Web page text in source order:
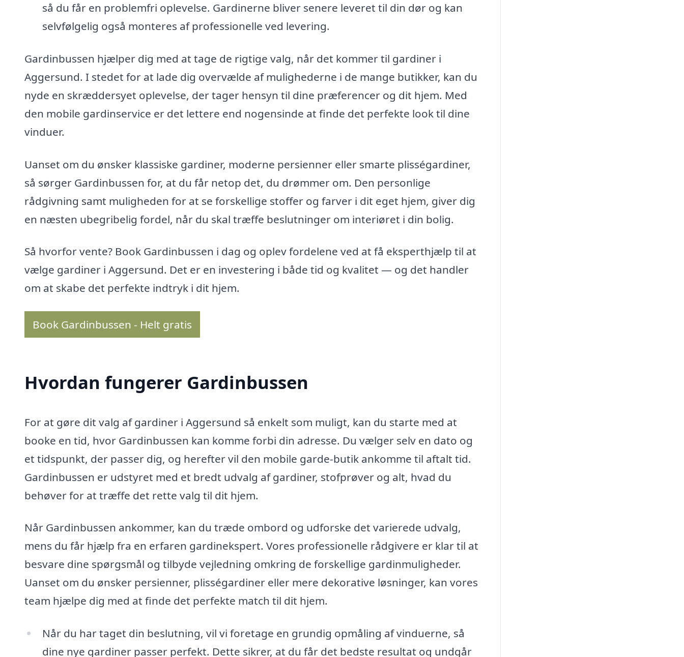
så du får en problemfri oplevelse. Gardinerne bliver senere leveret til din dør og kan
selvfølgelig også monteres af professionelle ved levering.
Gardinbussen hjælper dig med at tage de rigtige valg, når det kommer til gardiner i
Aggersund. I stedet for at lade dig overvælde af mulighederne i de mange butikker, kan du
nyde en skræddersyet oplevelse, der tager hensyn til dine præferencer og dit hjem. Med
den mobile gardinservice er det lettere end nogensinde at finde det perfekte look til dine
vinduer.
Uanset om du ønsker klassiske gardiner, moderne persienner eller smarte plisségardiner,
så sørger Gardinbussen for, at du får netop det, du drømmer om. Den personlige
rådgivning samt muligheden for at se forskellige stoffer og farver i dit eget hjem, giver dig
en næsten ubegribelig fordel, når du skal træffe beslutninger om interiøret i din bolig.
Så hvorfor vente? Book Gardinbussen i dag og oplev fordelene ved at få eksperthjælp til at
vælge gardiner i Aggersund. Det er en investering i både tid og kvalitet — og det handler
om at skabe det perfekte indtryk i dit hjem.
Book Gardinbussen - Helt gratis
Hvordan fungerer Gardinbussen
For at gøre dit valg af gardiner i Aggersund så enkelt som muligt, kan du starte med at
booke en tid, hvor Gardinbussen kan komme forbi din adresse. Du vælger selv en dato og
et tidspunkt, der passer dig, og herefter vil den mobile garde-butik ankomme til aftalt tid.
Gardinbussen er udstyret med et bredt udvalg af gardiner, stofprøver og alt, hvad du
behøver for at træffe det rette valg til dit hjem.
Når Gardinbussen ankommer, kan du træde ombord og udforske det varierede udvalg,
mens du får hjælp fra en erfaren gardinekspert. Vores professionelle rådgivere er klar til at
besvare dine spørgsmål og tilbyde vejledning omkring de forskellige gardinmuligheder.
Uanset om du ønsker persienner, plisségardiner eller mere dekorative løsninger, kan vores
team hjælpe dig med at finde det perfekte match til dit hjem.
Når du har taget din beslutning, vil vi foretage en grundig opmåling af vinduerne, så
dine nye gardiner passer perfekt. Dette sikrer, at du får det bedste resultat og undgår